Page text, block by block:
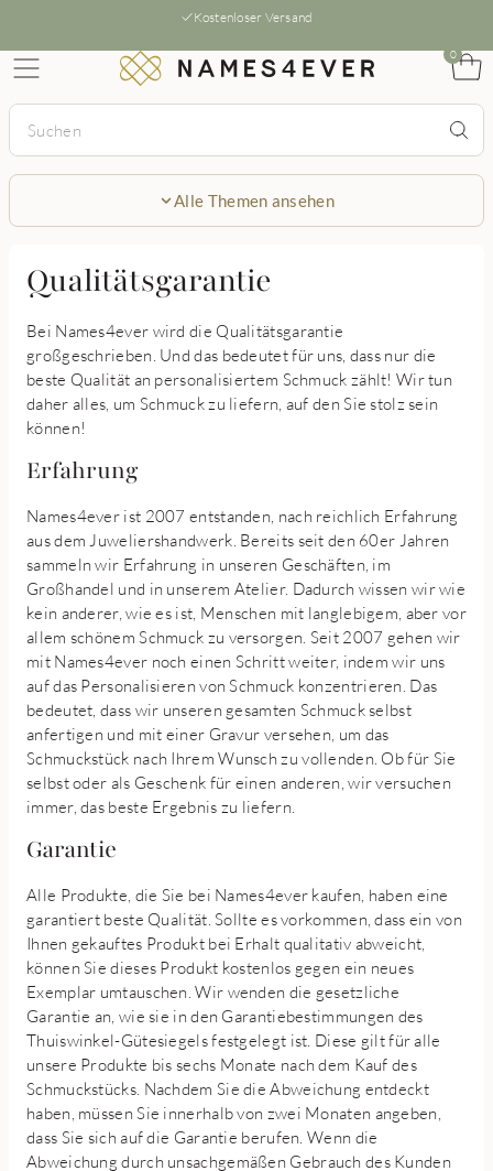
Kostenloser Versand
0
Alle Themen ansehen
Qualitätsgarantie
Bei Names4ever wird die Qualitätsgarantie
großgeschrieben. Und das bedeutet für uns, dass nur die
beste Qualität an personalisiertem Schmuck zählt! Wir tun
daher alles, um Schmuck zu liefern, auf den Sie stolz sein
können!
Erfahrung
Names4ever ist 2007 entstanden, nach reichlich Erfahrung
aus dem Juweliershandwerk. Bereits seit den 60er Jahren
sammeln wir Erfahrung in unseren Geschäften, im
Großhandel und in unserem Atelier. Dadurch wissen wir wie
kein anderer, wie es ist, Menschen mit langlebigem, aber vor
allem schönem Schmuck zu versorgen. Seit 2007 gehen wir
mit Names4ever noch einen Schritt weiter, indem wir uns
auf das Personalisieren von Schmuck konzentrieren. Das
bedeutet, dass wir unseren gesamten Schmuck selbst
anfertigen und mit einer Gravur versehen, um das
Schmuckstück nach Ihrem Wunsch zu vollenden. Ob für Sie
selbst oder als Geschenk für einen anderen, wir versuchen
immer, das beste Ergebnis zu liefern.
Garantie
Alle Produkte, die Sie bei Names4ever kaufen, haben eine
garantiert beste Qualität. Sollte es vorkommen, dass ein von
Ihnen gekauftes Produkt bei Erhalt qualitativ abweicht,
können Sie dieses Produkt kostenlos gegen ein neues
Exemplar umtauschen. Wir wenden die gesetzliche
Garantie an, wie sie in den Garantiebestimmungen des
Thuiswinkel-Gütesiegels festgelegt ist. Diese gilt für alle
unsere Produkte bis sechs Monate nach dem Kauf des
Schmuckstücks. Nachdem Sie die Abweichung entdeckt
haben, müssen Sie innerhalb von zwei Monaten angeben,
dass Sie sich auf die Garantie berufen. Wenn die
Abweichung durch unsachgemäßen Gebrauch des Kunden